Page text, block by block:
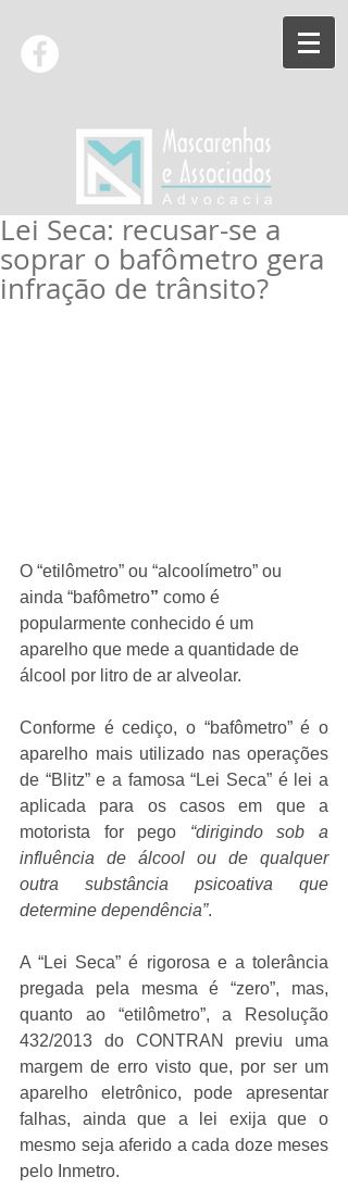
Lei Seca: recusar-se a
soprar o bafômetro gera
infração de trânsito?
O “etilômetro” ou “alcoolímetro” ou
ainda “bafômetro” como é
popularmente conhecido é um
aparelho que mede a quantidade de
álcool por litro de ar alveolar.
Conforme é cediço, o “bafômetro” é o
aparelho mais utilizado nas operações
de “Blitz” e a famosa “Lei Seca” é lei a
aplicada para os casos em que a
motorista for pego “dirigindo sob a
influência de álcool ou de qualquer
outra substância psicoativa que
determine dependência”.
A “Lei Seca” é rigorosa e a tolerância
pregada pela mesma é “zero”, mas,
quanto ao “etilômetro”, a Resolução
432/2013 do CONTRAN previu uma
margem de erro visto que, por ser um
aparelho eletrônico, pode apresentar
falhas, ainda que a lei exija que o
mesmo seja aferido a cada doze meses
pelo Inmetro.